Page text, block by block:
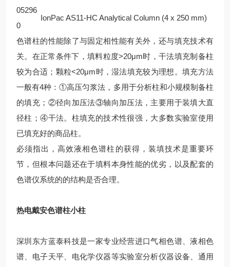
05296
0
IonPac AS11-HC Analytical Column (4 x 250 mm)
色谱柱的性能除了与固定相性能有关外，还与填充技术有
关。在正常条件下，填料粒度>20μm时，干法填充制备柱
较为合适；颗粒<20μm时，湿法填充较为理想。填充方法
一般有4种：①高压匀浆法，多用于分析柱和小规模制备柱
的填充；②径向加压法③轴向加压法，主要用于装填大直
径柱；④干法。柱填充的技术性很强，大多数实验室使用
已填充好的商品柱。
必须指出，高效液相色谱柱的获得，装填技术是重要环
节，但根本问题还在于填料本身性能的优劣，以及配套的
色谱仪系统的的结构是否合理。
热电戴安色谱柱小柱
深圳东方蓝泰科技是一家专业经营进口气相色谱、液相色
谱、电子天平、电化学仪器等实验室分析仪器设备、通用